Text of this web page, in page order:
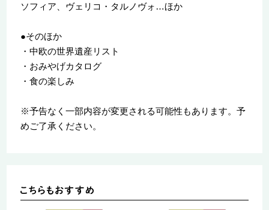
ソフィア、ヴェリコ・タルノヴォ…ほか
●そのほか
・中欧の世界遺産リスト
・おみやげカタログ
・食の楽しみ
※予告なく一部内容が変更される可能性もあります。予
めご了承ください。